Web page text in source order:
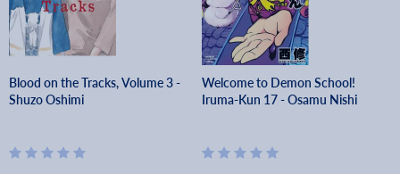
Blood on the Tracks, Volume 3 -
Shuzo Oshimi
Welcome to Demon School!
Iruma-Kun 17 - Osamu Nishi